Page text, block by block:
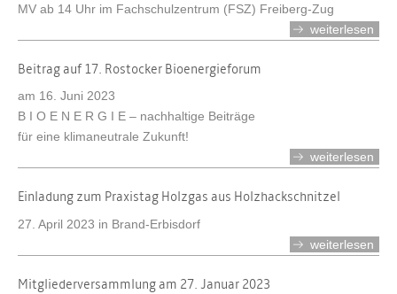
MV ab 14 Uhr im Fachschulzentrum (FSZ) Freiberg-Zug
weiterlesen
Beitrag auf 17. Rostocker Bioenergieforum
am 16. Juni 2023
B I O E N E R G I E – nachhaltige Beiträge
für eine klimaneutrale Zukunft!
weiterlesen
Einladung zum Praxistag Holzgas aus Holzhackschnitzel
27. April 2023 in Brand-Erbisdorf
weiterlesen
Mitgliederversammlung am 27. Januar 2023